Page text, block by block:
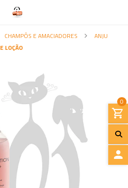
0
CHAMPÔS E AMACIADORES
ANJU
LOÇÃO